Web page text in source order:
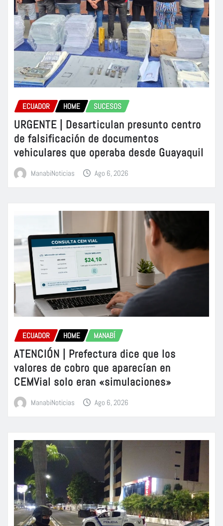
ECUADOR HOME SUCESOS
URGENTE | Desarticulan presunto centro
de falsificación de documentos
vehiculares que operaba desde Guayaquil
ManabiNoticias Ago 6, 2026
ECUADOR HOME MANABÍ
ATENCIÓN | Prefectura dice que los
valores de cobro que aparecían en
CEMVial solo eran «simulaciones»
ManabiNoticias Ago 6, 2026